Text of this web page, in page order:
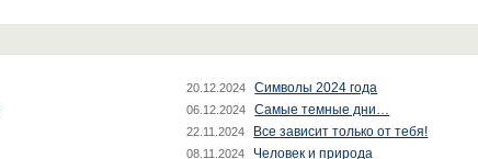
20.12.2024 Символы 2024 года
06.12.2024 Самые темные дни…
22.11.2024 Все зависит только от тебя!
08.11.2024 Человек и природа